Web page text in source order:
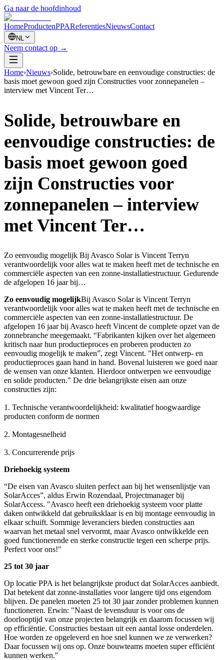
Ga naar de hoofdinhoud
HomeProductenPPAReferentiesNieuwsContact
NL
Neem contact op →
Home›Nieuws›Solide, betrouwbare en eenvoudige constructies: de
basis moet gewoon goed zijn Constructies voor zonnepanelen –
interview met Vincent Ter…
Solide, betrouwbare en
eenvoudige constructies: de
basis moet gewoon goed
zijn Constructies voor
zonnepanelen – interview
met Vincent Ter…
Zo eenvoudig mogelijk Bij Avasco Solar is Vincent Terryn
verantwoordelijk voor alles wat te maken heeft met de technische en
commerciële aspecten van een zonne-installatiestructuur. Gedurende
de afgelopen 16 jaar bij…
Zo eenvoudig mogelijkBij Avasco Solar is Vincent Terryn
verantwoordelijk voor alles wat te maken heeft met de technische en
commerciële aspecten van een zonne-installatiestructuur. De
afgelopen 16 jaar bij Avasco heeft Vincent de complete opzet van de
zonnebranche meegemaakt. “Fabrikanten kijken over het algemeen
kritisch naar hun productieproces en proberen producten zo
eenvoudig mogelijk te maken”, zegt Vincent. "Het ontwerp- en
productieproces gaan hand in hand. Bovenal luisteren we goed naar
de wensen van onze klanten. Hierdoor ontwerpen we eenvoudige
en solide producten." De drie belangrijkste eisen aan onze
constructies zijn:
1. Technische verantwoordelijkheid: kwalitatief hoogwaardige
producten conform de normen
2. Montagesnelheid
3. Concurrerende prijs
Driehoekig systeem
“De eisen van Avasco sluiten perfect aan bij het wensenlijstje van
SolarAcces”, aldus Erwin Rozendaal, Projectmanager bij
SolarAccess. "Avasco heeft een driehoekig systeem voor platte
daken ontwikkeld dat gebruiksklaar is en bij montage eenvoudig in
elkaar schuift. Sommige leveranciers bieden constructies aan
waarvan het metaal snel vervormt, maar Avasco ontwikkelde een
goed functionerende en sterke constructie tegen een scherpe prijs.
Perfect voor ons!"
25 tot 30 jaar
Op locatie PPA is het belangrijkste product dat SolarAcces aanbiedt.
Dat betekent dat zonne-installaties voor langere tijd ons eigendom
blijven. De panelen moeten 25 tot 30 jaar zonder problemen kunnen
functioneren. Erwin: "Naast de levensduur is voor ons de
doorlooptijd van onze projecten belangrijk en daarom focussen wij
op efficiëntie. Constructies bestaan ​​uit een aantal losse onderdelen.
Hoe worden ze opgeleverd en hoe snel kunnen we ze verwerken?
Daar focussen wij ons op. Onze bouwteams moeten super efficiënt
kunnen werken."